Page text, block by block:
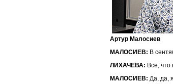
Артур Малосиев
МАЛОСИЕВ: В
ЛИХАЧЕВА: Все, что
МАЛОСИЕВ: Да, да,